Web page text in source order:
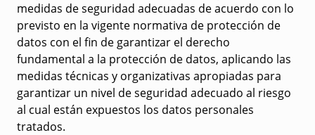
medidas de seguridad adecuadas de acuerdo con lo
previsto en la vigente normativa de protección de
datos con el fin de garantizar el derecho
fundamental a la protección de datos, aplicando las
medidas técnicas y organizativas apropiadas para
garantizar un nivel de seguridad adecuado al riesgo
al cual están expuestos los datos personales
tratados.